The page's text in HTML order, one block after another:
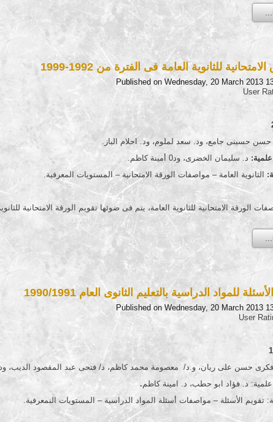
للثانوية العامة فى الفترة من 1992-1999
Published on Wednesday, 20 March 2013
User
حسينى جامع، ود. سعد لملوم، ود. احلام الباز.
د. سليمان الخضرى، ود0 أمينة كاظم.
الثانوية العامة – مواصفات الورقة الامتحانية – المستويات المعرفية.
الورقة الامتحانية للثانوية العامة، يتم فى ضوئها تقويم الورقة الامتحانية
للمواد الدراسية بالتعليم الثانوى العام 1990/1991
Published on Wednesday, 20 March 2013
User
فكرى حسن على ريان، و.د/ معصومة محمد كاظم، د/ فتحى عبد المقصود الديب،
د. فؤاد ابو حطب، د. امينة كاظم.
تقويم الأسئلة – مواصفات أسئلة المواد الدراسية – المستويات النمعرفية.